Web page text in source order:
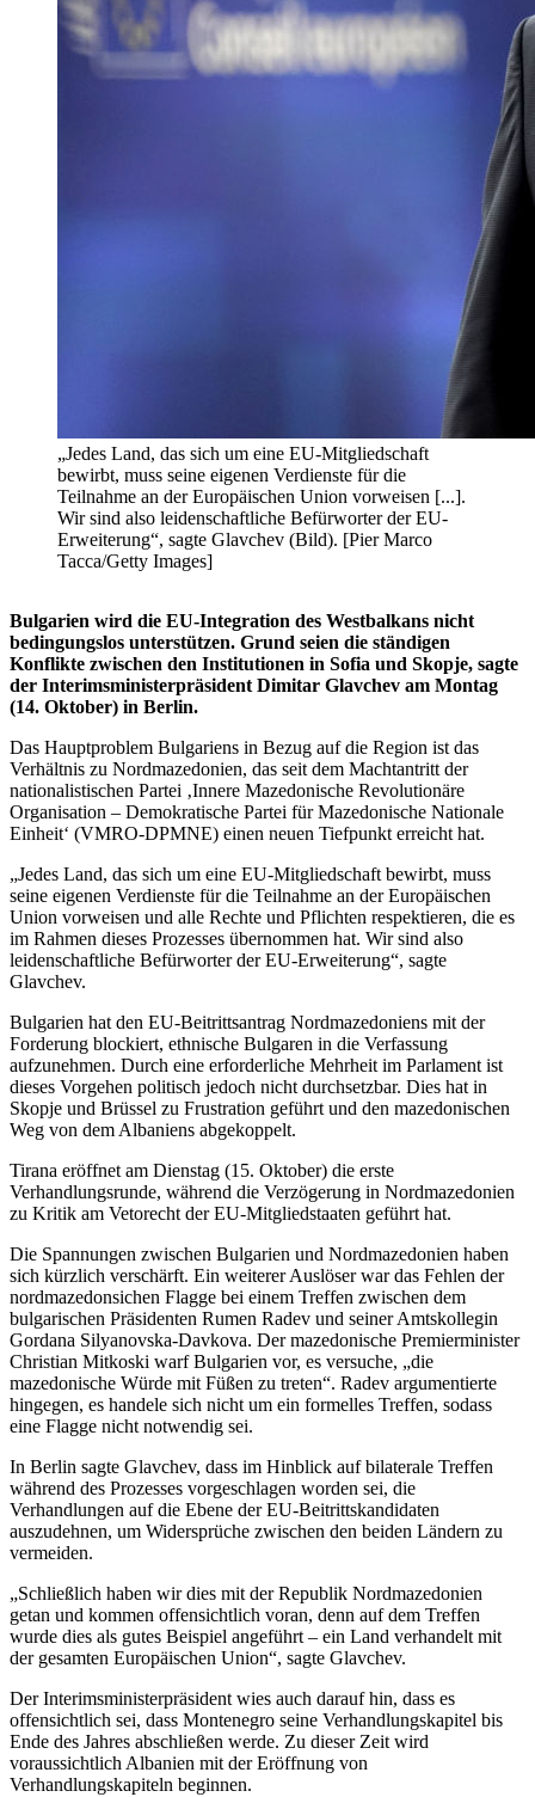
„Jedes Land, das sich um eine EU-Mitgliedschaft
bewirbt, muss seine eigenen Verdienste für die
Teilnahme an der Europäischen Union vorweisen [...].
Wir sind also leidenschaftliche Befürworter der EU-
Erweiterung“, sagte Glavchev (Bild). [Pier Marco
Tacca/Getty Images]
Bulgarien wird die EU-Integration des Westbalkans nicht
bedingungslos unterstützen. Grund seien die ständigen
Konflikte zwischen den Institutionen in Sofia und Skopje, sagte
der Interimsministerpräsident Dimitar Glavchev am Montag
(14. Oktober) in Berlin.
Das Hauptproblem Bulgariens in Bezug auf die Region ist das
Verhältnis zu Nordmazedonien, das seit dem Machtantritt der
nationalistischen Partei ‚Innere Mazedonische Revolutionäre
Organisation – Demokratische Partei für Mazedonische Nationale
Einheit‘ (VMRO-DPMNE) einen neuen Tiefpunkt erreicht hat.
„Jedes Land, das sich um eine EU-Mitgliedschaft bewirbt, muss
seine eigenen Verdienste für die Teilnahme an der Europäischen
Union vorweisen und alle Rechte und Pflichten respektieren, die es
im Rahmen dieses Prozesses übernommen hat. Wir sind also
leidenschaftliche Befürworter der EU-Erweiterung“, sagte
Glavchev.
Bulgarien hat den EU-Beitrittsantrag Nordmazedoniens mit der
Forderung blockiert, ethnische Bulgaren in die Verfassung
aufzunehmen. Durch eine erforderliche Mehrheit im Parlament ist
dieses Vorgehen politisch jedoch nicht durchsetzbar. Dies hat in
Skopje und Brüssel zu Frustration geführt und den mazedonischen
Weg von dem Albaniens abgekoppelt.
Tirana eröffnet am Dienstag (15. Oktober) die erste
Verhandlungsrunde, während die Verzögerung in Nordmazedonien
zu Kritik am Vetorecht der EU-Mitgliedstaaten geführt hat.
Die Spannungen zwischen Bulgarien und Nordmazedonien haben
sich kürzlich verschärft. Ein weiterer Auslöser war das Fehlen der
nordmazedonsichen Flagge bei einem Treffen zwischen dem
bulgarischen Präsidenten Rumen Radev und seiner Amtskollegin
Gordana Silyanovska-Davkova. Der mazedonische Premierminister
Christian Mitkoski warf Bulgarien vor, es versuche, „die
mazedonische Würde mit Füßen zu treten“. Radev argumentierte
hingegen, es handele sich nicht um ein formelles Treffen, sodass
eine Flagge nicht notwendig sei.
In Berlin sagte Glavchev, dass im Hinblick auf bilaterale Treffen
während des Prozesses vorgeschlagen worden sei, die
Verhandlungen auf die Ebene der EU-Beitrittskandidaten
auszudehnen, um Widersprüche zwischen den beiden Ländern zu
vermeiden.
„Schließlich haben wir dies mit der Republik Nordmazedonien
getan und kommen offensichtlich voran, denn auf dem Treffen
wurde dies als gutes Beispiel angeführt – ein Land verhandelt mit
der gesamten Europäischen Union“, sagte Glavchev.
Der Interimsministerpräsident wies auch darauf hin, dass es
offensichtlich sei, dass Montenegro seine Verhandlungskapitel bis
Ende des Jahres abschließen werde. Zu dieser Zeit wird
voraussichtlich Albanien mit der Eröffnung von
Verhandlungskapiteln beginnen.